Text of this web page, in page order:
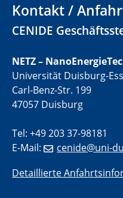
04.06.2024
SFB 1242
05.06.2024
GDCh Kolloquium
Antrittsvorlesung
SFB/TRR 270
Bundesanstalt für
Kontakt /
CENIDE
NETZ –
Universität Duisburg-
Carl-Benz-Str. 199
47057 Duisburg
Tel: +49 203 37-98181
E-Mail:
cenide@uni-
Detaillierte